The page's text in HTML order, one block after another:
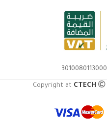
Copyright at CTECH